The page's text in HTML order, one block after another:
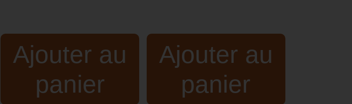
Ajouter au
panier
Ajouter au
panier